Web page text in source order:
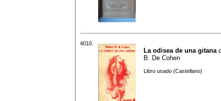
4010.
La odisea de una gitana
B. De Cohen
Libro usado (Castellano)